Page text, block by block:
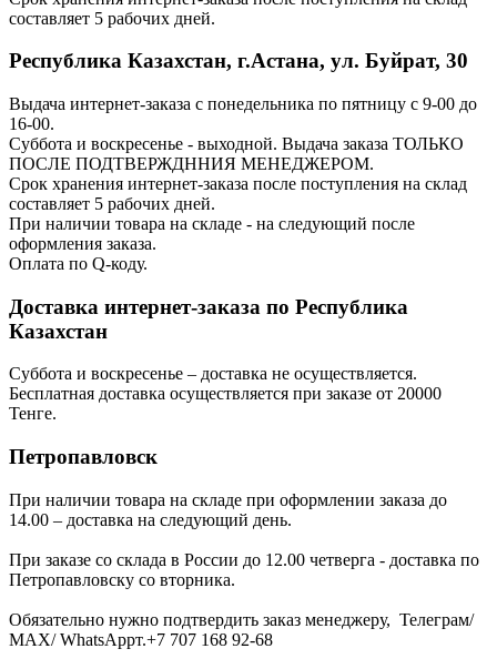
составляет 5 рабочих дней.
Республика Казахстан, г.Астана, ул. Буйрат, 30
Выдача интернет-заказа с понедельника по пятницу с 9-00 до
16-00.
Суббота и воскресенье - выходной. Выдача заказа ТОЛЬКО
ПОСЛЕ ПОДТВЕРЖДННИЯ МЕНЕДЖЕРОМ.
Срок хранения интернет-заказа после поступления на склад
составляет 5 рабочих дней.
При наличии товара на складе - на следующий после
оформления заказа.
Оплата по Q-коду.
Доставка интернет-заказа по Республика
Казахстан
Суббота и воскресенье – доставка не осуществляется.
Бесплатная доставка осуществляется при заказе от 20000
Тенге.
Петропавловск
При наличии товара на складе при оформлении заказа до
14.00 – доставка на следующий день.
При заказе со склада в России до 12.00 четверга - доставка по
Петропавловску со вторника.
Обязательно нужно подтвердить заказ менеджеру, Телеграм/
МАХ/ WhatsAppт.+7 707 168 92-68